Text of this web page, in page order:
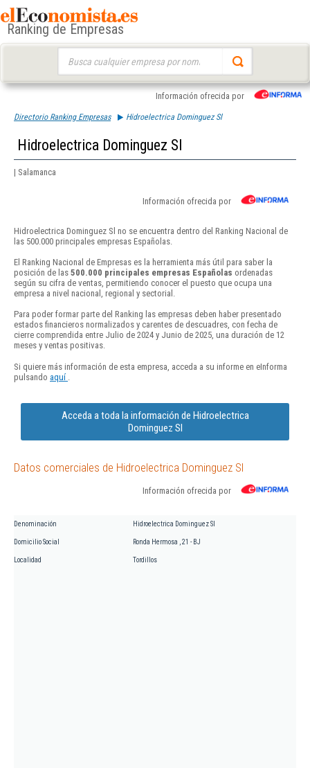
Ranking de Empresas
Información ofrecida por
Directorio Ranking Empresas Hidroelectrica Dominguez Sl
Hidroelectrica Dominguez Sl
| Salamanca
Información ofrecida por
Hidroelectrica Dominguez Sl no se encuentra dentro del Ranking Nacional de
las 500.000 principales empresas Españolas.
El Ranking Nacional de Empresas es la herramienta más útil para saber la
posición de las 500.000 principales empresas Españolas ordenadas
según su cifra de ventas, permitiendo conocer el puesto que ocupa una
empresa a nivel nacional, regional y sectorial.
Para poder formar parte del Ranking las empresas deben haber presentado
estados financieros normalizados y carentes de descuadres, con fecha de
cierre comprendida entre Julio de 2024 y Junio de 2025, una duración de 12
meses y ventas positivas.
Si quiere más información de esta empresa, acceda a su informe en eInforma
pulsando aquí
Acceda a toda la información de Hidroelectrica
Dominguez Sl
Datos comerciales de Hidroelectrica Dominguez Sl
Información ofrecida por
Denominación Hidroelectrica Dominguez Sl
Domicilio Social Ronda Hermosa , 21 - BJ
Localidad Tordillos